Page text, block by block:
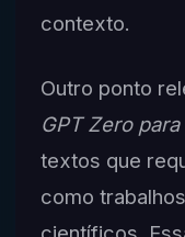
contexto.
Outro ponto
GPT Zero
textos que
como